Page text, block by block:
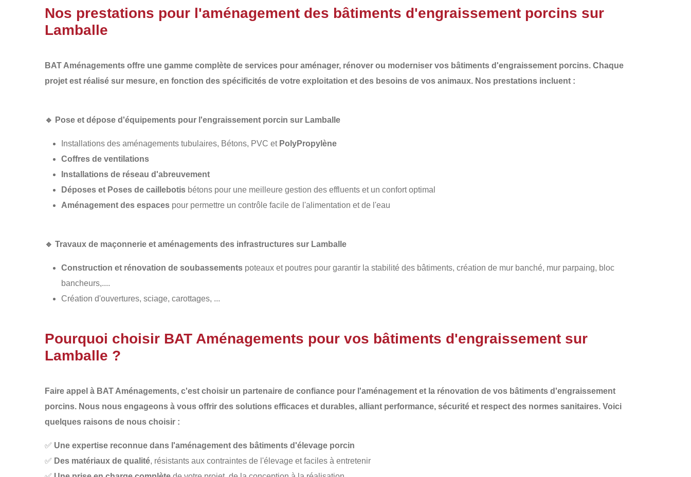
Nos prestations pour l'aménagement des bâtiments d'engraissement porcins sur
Lamballe
BAT Aménagements offre une gamme complète de services pour aménager, rénover ou moderniser vos bâtiments d'engraissement porcins. Chaque
projet est réalisé sur mesure, en fonction des spécificités de votre exploitation et des besoins de vos animaux. Nos prestations incluent :
🔹 Pose et dépose d'équipements pour l'engraissement porcin sur Lamballe
Installations des aménagements tubulaires, Bétons, PVC et PolyPropylène
Coffres de ventilations
Installations de réseau d'abreuvement
Déposes et Poses de caillebotis bétons pour une meilleure gestion des effluents et un confort optimal
Aménagement des espaces pour permettre un contrôle facile de l'alimentation et de l'eau
🔹 Travaux de maçonnerie et aménagements des infrastructures sur Lamballe
Construction et rénovation de soubassements poteaux et poutres pour garantir la stabilité des bâtiments, création de mur banché, mur parpaing, bloc
bancheurs,....
Création d'ouvertures, sciage, carottages, ...
Pourquoi choisir BAT Aménagements pour vos bâtiments d'engraissement sur
Lamballe ?
Faire appel à BAT Aménagements, c'est choisir un partenaire de confiance pour l'aménagement et la rénovation de vos bâtiments d'engraissement
porcins. Nous nous engageons à vous offrir des solutions efficaces et durables, alliant performance, sécurité et respect des normes sanitaires. Voici
quelques raisons de nous choisir :
✅ Une expertise reconnue dans l'aménagement des bâtiments d'élevage porcin
✅ Des matériaux de qualité, résistants aux contraintes de l'élevage et faciles à entretenir